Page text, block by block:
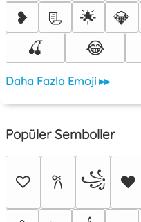
❥
📃 🌟 💎
🍒
😂
Daha Fazla Emoji ▸▸
Popüler Semboller
♡ 𐙚 ꧁ ♥